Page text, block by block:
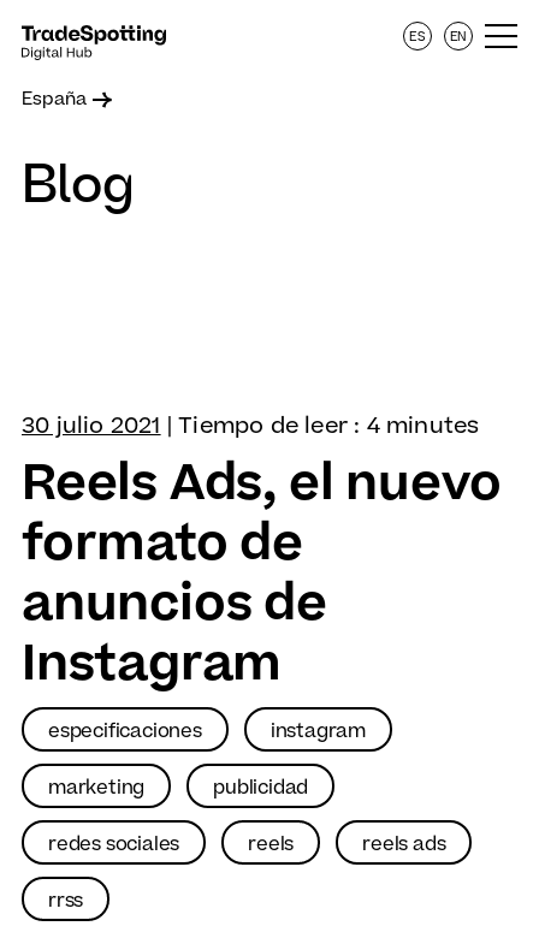
España
ES EN
Blog
30 julio 2021| Tiempo de leer : 4 minutes
Reels Ads, el nuevo
formato de
anuncios de
Instagram
especificaciones instagram
marketing publicidad
redes sociales reels reels ads
rrss